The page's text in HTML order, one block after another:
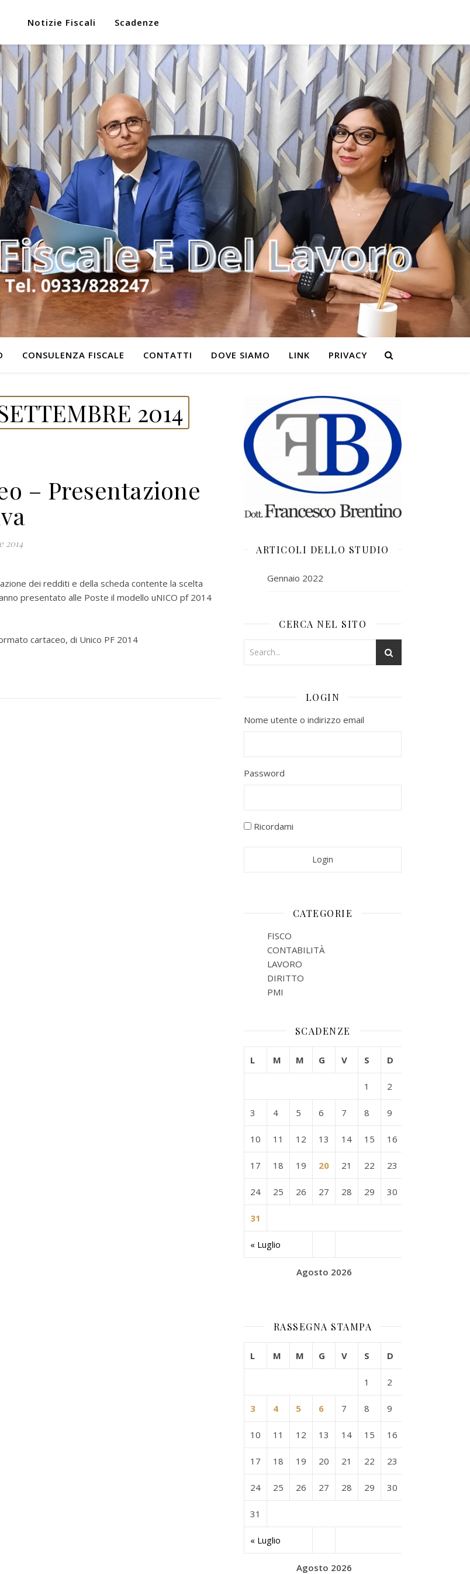
Notizie Fiscali Scadenze
CONSULENZA FISCALE CONTATTI DOVE SIAMO LINK PRIVACY
2014
– Presentazione
2014
dei redditi e della scheda contente la scelta
presentato alle Poste il modello uNICO pf 2014
cartaceo, di Unico PF 2014
ARTICOLI DELLO STUDIO
Gennaio 2022
CERCA NEL SITO
LOGIN
Nome utente o indirizzo email
Password
Ricordami
CATEGORIE
FISCO
CONTABILITÀ
LAVORO
DIRITTO
PMI
SCADENZE
Agosto 2026
L M M G V S D
« Luglio
1 2
3 4 5 6 7 8 9
10 11 12 13 14 15 16
17 18 19 20 21 22 23
24 25 26 27 28 29 30
31
RASSEGNA STAMPA
Agosto 2026
L M M G V S D
« Luglio
1 2
3 4 5 6 7 8 9
10 11 12 13 14 15 16
17 18 19 20 21 22 23
24 25 26 27 28 29 30
31